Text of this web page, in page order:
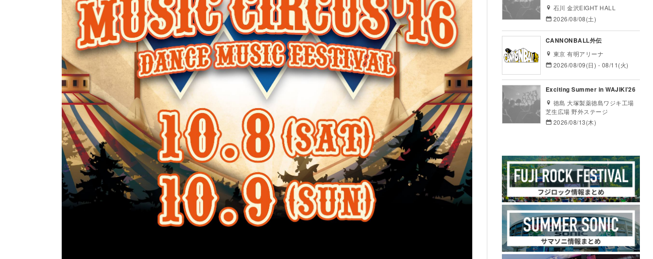
石川 金沢EIGHT HALL
2026/08/08(土)
CANNONBALL外伝
東京 有明アリーナ
2026/08/09(日) - 08/11(火)
Exciting Summer in WAJIKI’26
徳島 大塚製薬徳島ワジキ工場
芝生広場 野外ステージ
2026/08/13(木)